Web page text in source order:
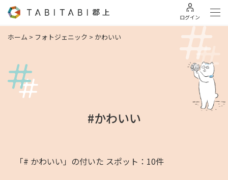
ログイン
ホーム > フォトジェニック > かわいい
#かわいい
「# かわいい」の付いた スポット：10件